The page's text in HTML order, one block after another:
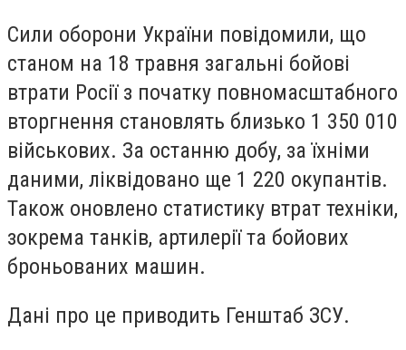
Сили оборони України повідомили, що
станом на 18 травня загальні бойові
втрати Росії з початку повномасштабного
вторгнення становлять близько 1 350 010
військових. За останню добу, за їхніми
даними, ліквідовано ще 1 220 окупантів.
Також оновлено статистику втрат техніки,
зокрема танків, артилерії та бойових
броньованих машин.
Дані про це приводить Генштаб ЗСУ.